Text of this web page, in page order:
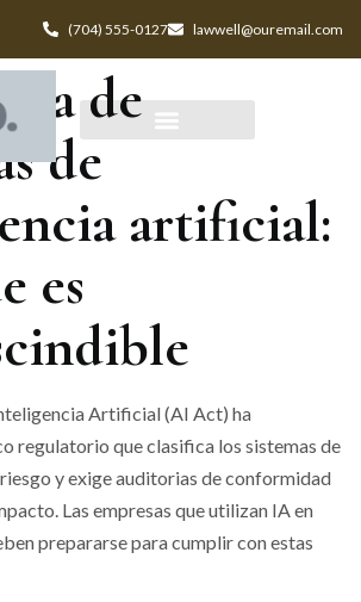
(704) 555-0127 lawwell@ouremail.com
de
de
artificial:
es
Artificial (AI Act) ha
regulatorio que clasifica los sistemas de
riesgo y exige auditorias de conformidad
Las empresas que utilizan IA en
prepararse para cumplir con estas